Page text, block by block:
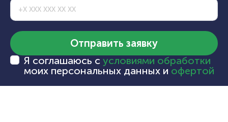
Отправить заявку
Я соглашаюсь с условиями обработки
моих персональных данных и офертой